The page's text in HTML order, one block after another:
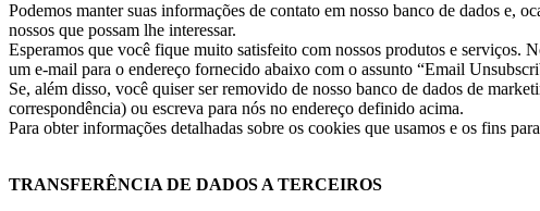
Podemos manter suas informações de contato em nosso banco de dados e,
nossos que possam lhe interessar.
Esperamos que você fique muito satisfeito com nossos produtos e serviços.
um e-mail para o endereço fornecido abaixo com o assunto “Email
Se, além disso, você quiser ser removido de nosso banco de dados de
correspondência) ou escreva para nós no endereço definido acima.
Para obter informações detalhadas sobre os cookies que usamos e os fins
TRANSFERÊNCIA DE DADOS A TERCEIROS